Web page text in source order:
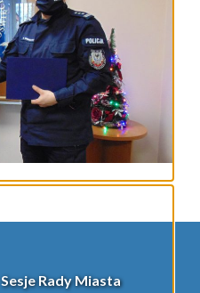
Sesje Rady Miasta